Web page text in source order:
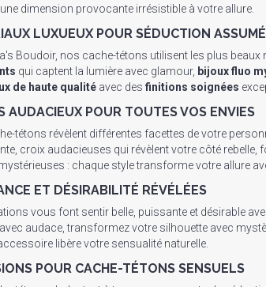
dimension provocante irrésistible à votre allure.
LUXUEUX POUR SÉDUCTION
Boudoir, nos cache-tétons utilisent les plus beaux
qui captent la lumière avec glamour, bijoux fluo
de haute qualité avec des finitions soignées
AUDACIEUX POUR TOUTES VOS ENVIES
tétons révèlent différentes facettes de votre
croix audacieuses qui révèlent votre côté
: chaque style transforme votre allure
ET DÉSIRABILITÉ RÉVÉLÉES
vous font sentir belle, puissante et désirable
audace, transformez votre silhouette avec
libère votre sensualité naturelle.
POUR CACHE-TÉTONS SENSUELS